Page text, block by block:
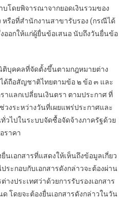
บโดยพิจารณาจากยอดเงินรวมของ
หรือที่สำนักงานสาขารับรอง (กรณีได้
ออกให้แก่ผู้ยื่นข้อเสนอ นับถึงวันยื่นข้อ
ลที่จัดตั้งขึ้นตามกฎหมายต่าง
อสัญชาติไทยตามข้อ ๒ ข้อ ๓ และ
แลกเปลี่ยนเงินตรา ตามประกาศ ที่
งระหว่างวันที่เผยแพร่ประกาศและ
วไปในระบบจัดซื้อจัดจ้างภาครัฐด้วย
ราคา
สารที่แสดงให้เห็นถึงข้อมูลเกี่ยว
ะกอบกับเอกสารดังกล่าวจะต้องผ่าน
างประเทศว่าด้วยการรับรองเอกสาร
โดยจะต้องยื่นเอกสารดังกล่าวในวัน